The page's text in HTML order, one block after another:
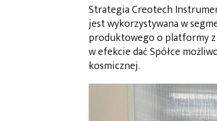
Strategia Creotech
jest wykorzystywana w
produktowego o platformy z
w efekcie dać Spółce
kosmicznej.